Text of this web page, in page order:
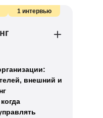
1 интервью
внешний и